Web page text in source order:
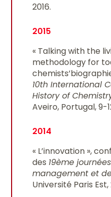
2016.
2015
« Talking with the
methodology for
10th International
History of
Aveiro, Portugal, 9-
2014
« L’innovation »,
des 19ème
management et
Université Paris